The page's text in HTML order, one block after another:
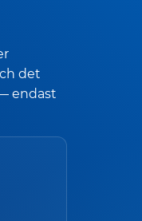
det
endast